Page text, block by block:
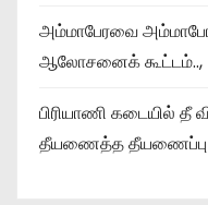
அம்மாபேரவை
ஆலோசனைக் கூட்டம்..,
பிரியாணி கடையில் தீ
தீயணைத்த தீயணைப்பு